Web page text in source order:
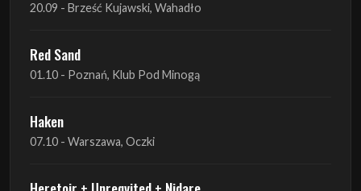
Haken
Heretoir + Unreqvited + Nidare
THE SISTERS OF MERCY